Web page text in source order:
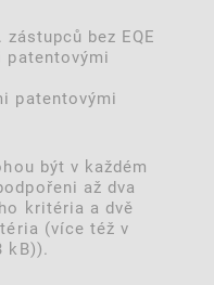
bez EQE
patentovými
být v každém
až dva
kritéria a dvě
(více též v
kB)).